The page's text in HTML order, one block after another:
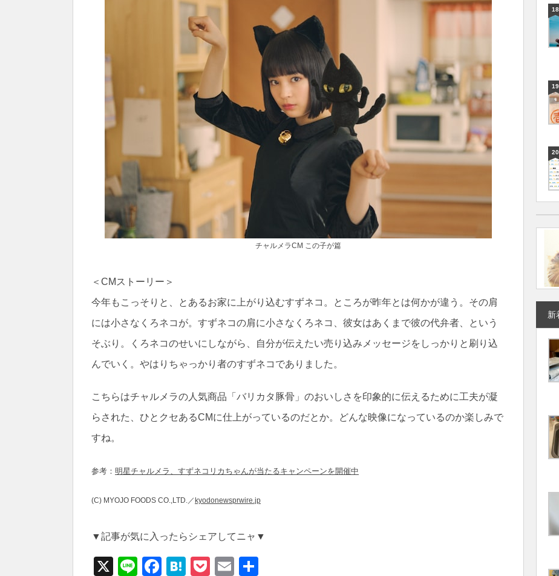
チャルメラCM この子が篇
＜CMストーリー＞
今年もこっそりと、とあるお家に上がり込むすずネコ。ところが昨年とは何かが違う。その肩
には小さなくろネコが。すずネコの肩に小さなくろネコ、彼女はあくまで彼の代弁者、という
そぶり。くろネコのせいにしながら、自分が伝えたい売り込みメッセージをしっかりと刷り込
んでいく。やはりちゃっかり者のすずネコでありました。
こちらはチャルメラの人気商品「バリカタ豚骨」のおいしさを印象的に伝えるために工夫が凝
らされた、ひとクセあるCMに仕上がっているのだとか。どんな映像になっているのか楽しみで
すね。
参考： 明星チャルメラ、すずネコリカちゃんが当たるキャンペーンを開催中
(C) MYOJO FOODS CO.,LTD.／ kyodonewsprwire.jp
▼記事が気に入ったらシェアしてニャ▼
X
Li
F
H
P
E
18
19
20
新